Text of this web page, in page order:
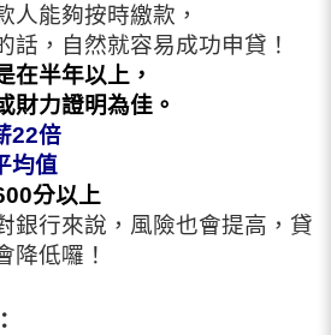
人能夠按時繳款，
話，自然就容易成功申貸！
在半年以上，
財力證明為佳。
22倍
均值
分以上
銀行來說，風險也會提高， 貸
降低囉！